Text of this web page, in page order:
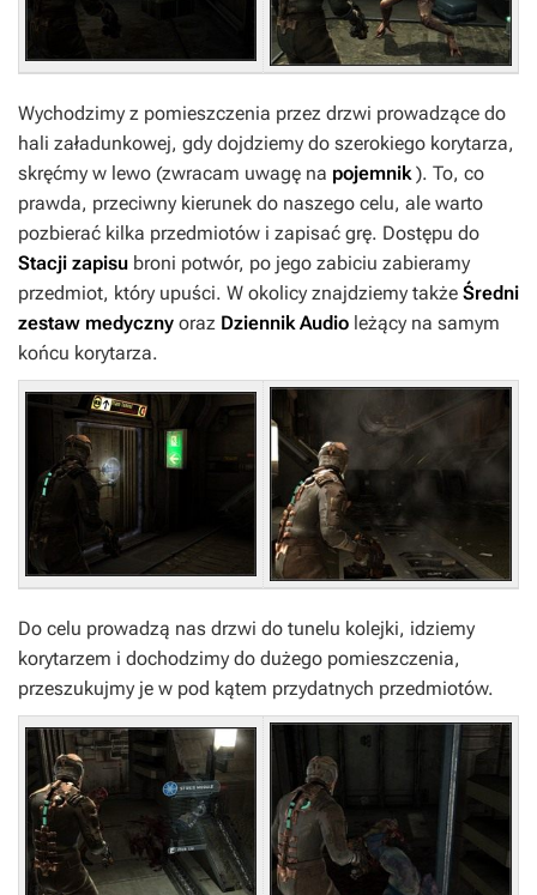
Wychodzimy z pomieszczenia przez drzwi prowadzące do
hali załadunkowej, gdy dojdziemy do szerokiego korytarza,
skręćmy w lewo (zwracam uwagę na pojemnik ). To, co
prawda, przeciwny kierunek do naszego celu, ale warto
pozbierać kilka przedmiotów i zapisać grę. Dostępu do
Stacji zapisu broni potwór, po jego zabiciu zabieramy
przedmiot, który upuści. W okolicy znajdziemy także Średni
zestaw medyczny oraz Dziennik Audio leżący na samym
końcu korytarza.
Do celu prowadzą nas drzwi do tunelu kolejki, idziemy
korytarzem i dochodzimy do dużego pomieszczenia,
przeszukujmy je w pod kątem przydatnych przedmiotów.